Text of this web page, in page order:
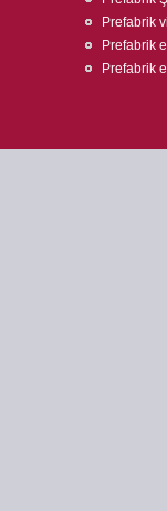
Prefabrik
Prefabrik
Prefabrik